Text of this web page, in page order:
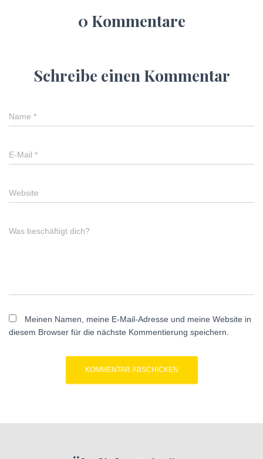
0 Kommentare
Schreibe einen Kommentar
Name *
E-Mail *
Website
Was beschäftigt dich?
Meinen Namen, meine E-Mail-Adresse und meine Website in
diesem Browser für die nächste Kommentierung speichern.